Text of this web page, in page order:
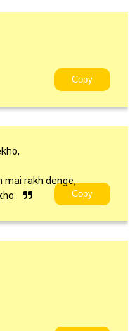
Copy
mai rakh denge,
Copy